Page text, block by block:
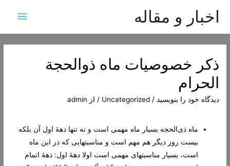
اخبار و مقاله
اصلی
ذکر خصوصیات ماه ذوالحجة
الحرام‌
دیدگاه‌ خود را بنویسید /
Uncategorized / از admin
ماه ذی‌الحجه بسیار ماه مهمی است و نه‌ تنها دهۀ اول آن بلکه
بیست روز دیگر هم مهم است و مناسبتهایی که در این ماه
است، بسیار مناسبتهای مهمی است اولا دهۀ اول: دهۀ اتمام